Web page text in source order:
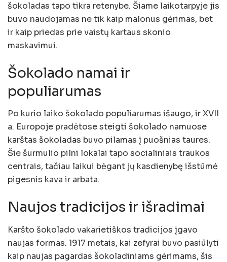
šokoladas tapo tikra retenybe. Šiame laikotarpyje jis
buvo naudojamas ne tik kaip malonus gėrimas, bet
ir kaip priedas prie vaistų kartaus skonio
maskavimui.
Šokolado namai ir
populiarumas
Po kurio laiko šokolado populiarumas išaugo, ir XVII
a. Europoje pradėtose steigti šokolado namuose
karštas šokoladas buvo pilamas į puošnias taures.
Šie šurmulio pilni lokalai tapo socialiniais traukos
centrais, tačiau laikui bėgant jų kasdienybę išstūmė
pigesnis kava ir arbata.
Naujos tradicijos ir išradimai
Karšto šokolado vakarietiškos tradicijos įgavo
naujas formas. 1917 metais, kai zefyrai buvo pasiūlyti
kaip naujas pagardas šokoladiniams gėrimams, šis